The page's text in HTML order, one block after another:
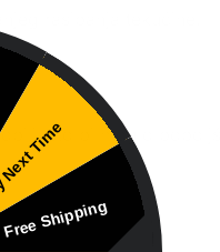
rasipanja tekućine.
što bi moglo
Time
Free Shipping